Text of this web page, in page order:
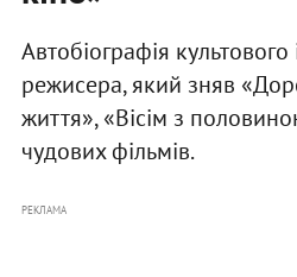
Автобіографія культового
режисера, який зняв
життя», «Вісім з
чудових фільмів.
РЕКЛАМА